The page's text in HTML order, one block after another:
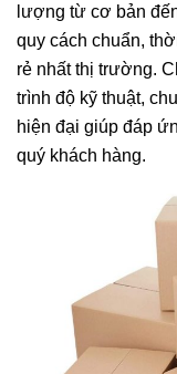
lượng từ cơ bản
quy cách chuẩn,
rẻ nhất thị trường.
trình độ kỹ thuật,
hiện đại giúp đáp
quý khách hàng.